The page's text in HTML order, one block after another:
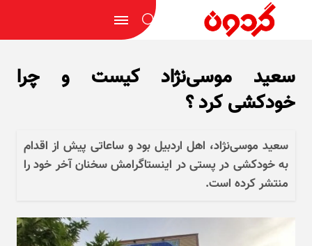
سعید موسی‌نژاد کیست و چرا
خودکشی کرد ؟
سعید موسی‌نژاد، اهل اردبیل بود و ساعاتی پیش از اقدام
به خودکشی در پستی در اینستاگرامش سخنان آخر خود را
منتشر کرده است.